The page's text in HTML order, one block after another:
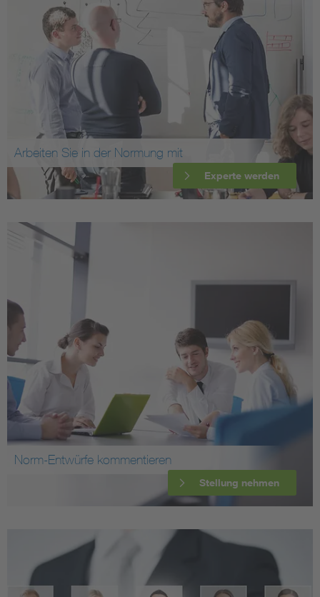
Arbeiten Sie in der Normung mit
Experte werden
Norm-Entwürfe kommentieren
Stellung nehmen